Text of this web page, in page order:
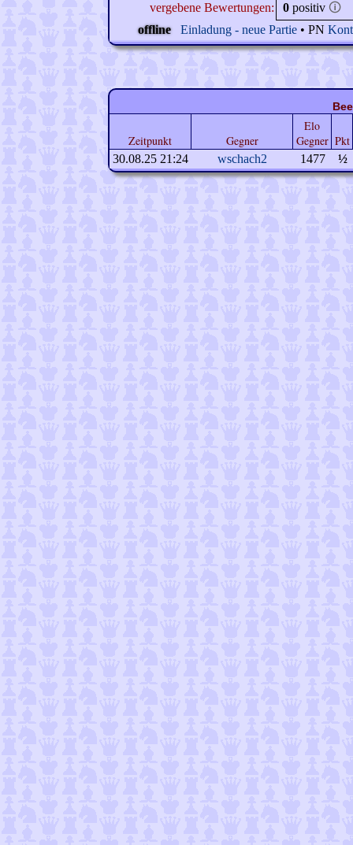
vergebene Bewertungen:
0 positiv 🛈
offline
Einladung - neue Partie • PN
Zeitpunkt Gegner
Elo
Gegner Pkt
30.08.25 21:24 wschach2 1477 ½